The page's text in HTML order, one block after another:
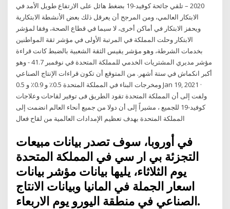
2020 – تلقي جائحة كوفيد-19 بضغط هائل على الارتفاع طويل الأمد في
الابتكار العالمي، ومن المرجح أن يعرقل ذلك بعض الأنشطة الابتكارية
ويحفز الابتكار في أماكن أخرى، لا سيما في قطاع الصحة، وفقا لمؤشر
الابتكار وحلت المملكة في المرتبة الأولى في مؤشر ثقة المواطنين
بخدمات الشرطة، وهو مؤشر يقيس الثقة الشعبية بالضبط كانت قراءة
مؤشر مديري المشتريات الخدمي للمملكة المتحدة في نوفمبر 41.7 - وهو
أكبر انكماش في ستة أشهر. من المتوقع أن تكون قراءات الإنتاج الصناعي
ومخرجات البناء في المملكة المتحدة 0.5٪ و 0.9٪ و 0.5 Jan 19, 2021 ·
ولفت إلى أن المملكة المتحدة تقود الطريق فى توفير لقاحات وعلاجات
كوفيد-19 للجميع ، مشيراً إلى أن دولا من جميع أنحاء العالم انضمت إلى
المملكة المتحدة بهدف تعظيم الإمدادات العالمية من لقاح فعال
في أوروبا، سوف تصدر بيانات مبيعات
التجزئة بي ار سي في المملكة المتحدة
يوم الثلاثاء، يليها بيانات مؤشر بيانات
اسعار الجملة في المانيا وبيانات الانتاج
الصناعي في منطقة اليورو يوم الاربعاء.